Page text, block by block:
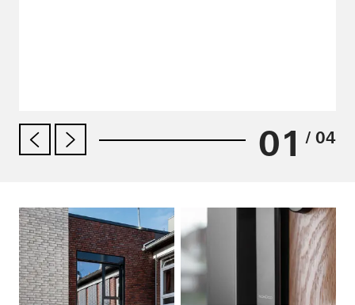
01 / 04